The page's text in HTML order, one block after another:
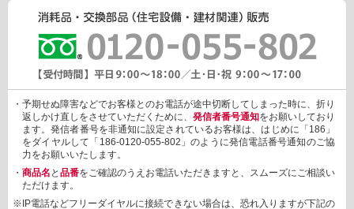
・予期せぬ障害などでお客様とのお電話が途中切断してしまった時に、折り
返しかけ直しをさせていただくために、 発信者番号通知をお願いしており
ます。発信者番号を非通知に設定されているお客様は、はじめに「186」
をダイヤルして「186-0120-055-802」のように発信電話番号通知のご協
力をお願いいたします。
・ 商品名 と 品番をご確認のうえお電話いただきますと、スムーズにご相談い
ただけます。
※IP電話などフリーダイヤルに接続できない場合は、恐れ入りますが下記の